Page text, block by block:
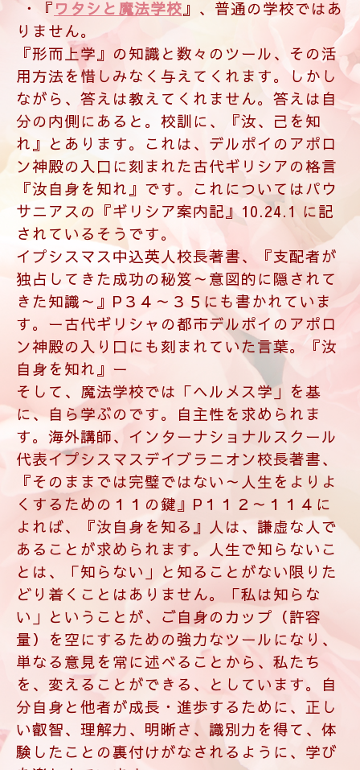
ながら、答えは教えてくれません。答えは自
分の内側にあると。校訓に、『汝、己を知
れ』とあります。これは、デルポイのアポロ
ン神殿の入口に刻まれた古代ギリシアの格言
『汝自身を知れ』です。これについてはパウ
サニアスの『ギリシア案内記』10.24.1 に記
されているそうです。
イプシスマス中込英人校長著書、『支配者が
独占してきた成功の秘笈～意図的に隠されて
きた知識～』P３４～３５にも書かれていま
す。ー古代ギリシャの都市デルポイのアポロ
ン神殿の入り口にも刻まれていた言葉。『汝
自身を知れ』ー
そして、魔法学校では「ヘルメス学」を基
に、自ら学ぶのです。自主性を求められま
す。海外講師、インターナショナルスクール
代表イプシスマスデイブラニオン校長著書、
『そのままでは完璧ではない～人生をよりよ
くするための１１の鍵』P１１２～１１４に
よれば、『汝自身を知る』人は、謙虚な人で
あることが求められます。人生で知らないこ
とは、「知らない」と知ることがない限りた
どり着くことはありません。「私は知らな
い」ということが、ご自身のカップ（許容
量）を空にするための強力なツールになり、
単なる意見を常に述べることから、私たち
を、変えることができる、としています。自
分自身と他者が成長・進歩するために、正し
い叡智、理解力、明晰さ、識別力を得て、体
験したことの裏付けがなされるように、学び
を楽しんでいます。
自分に問いかけ、自分と向かい合い、自ら答
えを出していくこと。自分から正しいと思う
道を選ぶことを始める。この溢れる情報化社